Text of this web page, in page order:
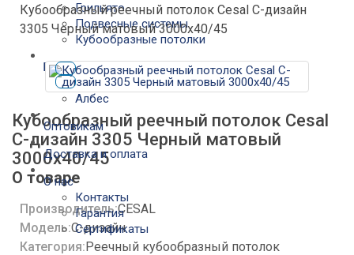
Грильято
Подвесные системы
Кубообразные потолки
Бренды
Cesal
Албес
Оптовикам
Доставка и оплата
О нас
Контакты
Гарантия
Сертификаты
Кубообразный реечный потолок Cesal C-дизайн
3305 Черный матовый 3000х40/45
Кубообразный реечный потолок Cesal
C-дизайн 3305 Черный матовый
3000х40/45
О товаре
Производитель:CESAL
Модель:С-дизайн
Категория:Реечный кубообразный потолок